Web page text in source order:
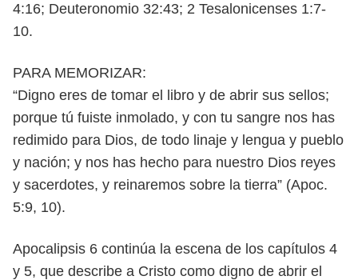
4:16; Deuteronomio 32:43; 2 Tesalonicenses 1:7-
10.
PARA MEMORIZAR:
“Digno eres de tomar el libro y de abrir sus sellos;
porque tú fuiste inmolado, y con tu sangre nos has
redimido para Dios, de todo linaje y lengua y pueblo
y nación; y nos has hecho para nuestro Dios reyes
y sacerdotes, y reinaremos sobre la tierra” (Apoc.
5:9, 10).
Apocalipsis 6 continúa la escena de los capítulos 4
y 5, que describe a Cristo como digno de abrir el